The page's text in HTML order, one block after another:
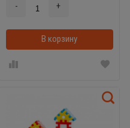
В корзинке
- +
В корзину